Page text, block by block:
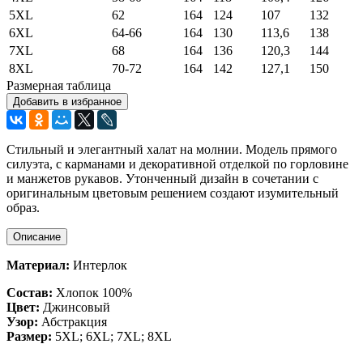
5XL
62 164 124 107
132
6XL
64-66 164 130 113,6
138
7XL
68 164 136 120,3
144
8XL
70-72 164 142 127,1
150
Размерная таблица
Добавить в избранное
Стильный и элегантный халат на молнии. Модель прямого
силуэта, с карманами и декоративной отделкой по горловине
и манжетов рукавов. Утонченный дизайн в сочетании с
оригинальным цветовым решением создают изумительный
образ.
Описание
Материал: Интерлок
Состав: Хлопок 100%
Цвет: Джинсовый
Узор: Абстракция
Размер: 5XL; 6XL; 7XL; 8XL